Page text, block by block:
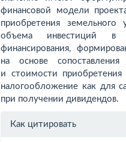
финансовой модели
приобретения
объема инвестиций в
финансирования,
на основе
и стоимости
налогообложение как для
при получении дивидендов.
Информация
Как цитировать